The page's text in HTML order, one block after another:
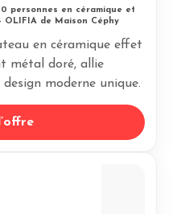
personnes en céramique et
OLIFIA de Maison Céphy
en céramique effet
métal doré, allie
moderne unique.